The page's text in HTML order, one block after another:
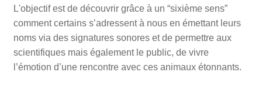
L'objectif est de découvrir grâce à un “sixième sens”
comment certains s’adressent à nous en émettant leurs
noms via des signatures sonores et de permettre aux
scientifiques mais également le public, de vivre
l’émotion d’une rencontre avec ces animaux étonnants.